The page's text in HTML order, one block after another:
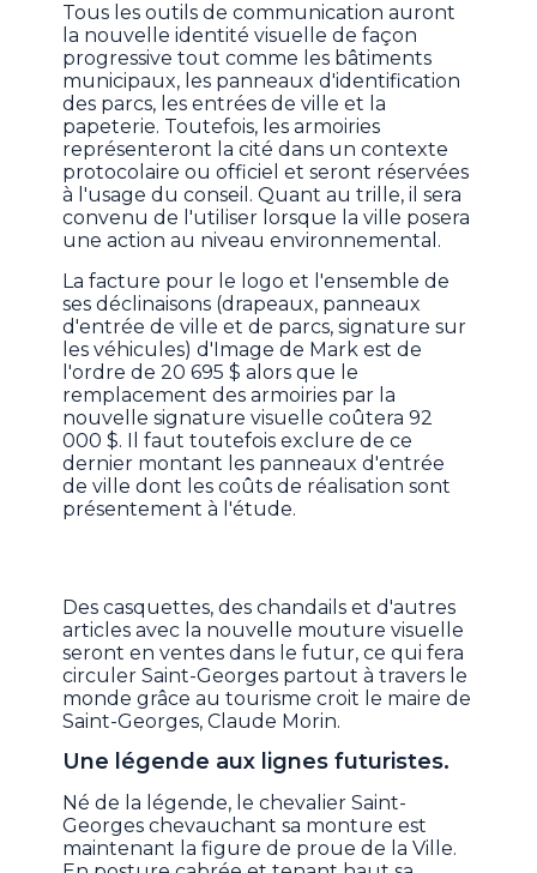
Tous les outils de communication auront
la nouvelle identité visuelle de façon
progressive tout comme les bâtiments
municipaux, les panneaux d'identification
des parcs, les entrées de ville et la
papeterie. Toutefois, les armoiries
représenteront la cité dans un contexte
protocolaire ou officiel et seront réservées
à l'usage du conseil. Quant au trille, il sera
convenu de l'utiliser lorsque la ville posera
une action au niveau environnemental.
La facture pour le logo et l'ensemble de
ses déclinaisons (drapeaux, panneaux
d'entrée de ville et de parcs, signature sur
les véhicules) d'Image de Mark est de
l'ordre de 20 695 $ alors que le
remplacement des armoiries par la
nouvelle signature visuelle coûtera 92
000 $. Il faut toutefois exclure de ce
dernier montant les panneaux d'entrée
de ville dont les coûts de réalisation sont
présentement à l'étude.
Des casquettes, des chandails et d'autres
articles avec la nouvelle mouture visuelle
seront en ventes dans le futur, ce qui fera
circuler Saint-Georges partout à travers le
monde grâce au tourisme croit le maire de
Saint-Georges, Claude Morin.
Une légende aux lignes futuristes.
Né de la légende, le chevalier Saint-
Georges chevauchant sa monture est
maintenant la figure de proue de la Ville.